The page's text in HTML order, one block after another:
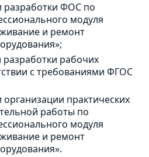
разработки ФОС по
модуля
и ремонт
разработки рабочих
с требованиями ФГОС
практических
работы по
модуля
и ремонт